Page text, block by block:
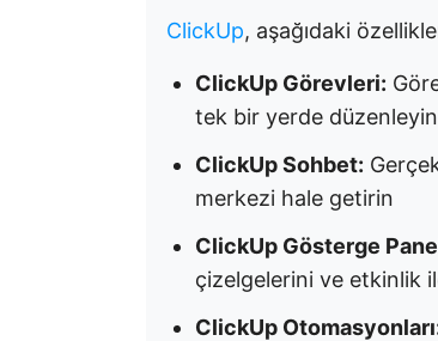
ClickUp, aşağıdaki
ClickUp Görevleri:
tek bir yerde düzenleyin
ClickUp Sohbet:
merkezi hale getirin
ClickUp Gösterge
çizelgelerini ve etkinlik
ClickUp